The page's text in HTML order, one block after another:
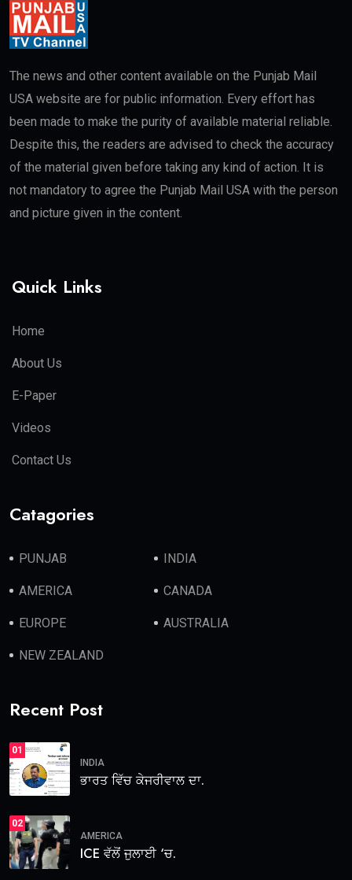
The news and other content available on the Punjab Mail
USA website are for public information. Every effort has
been made to make the purity of available material reliable.
Despite this, the readers are advised to check the accuracy
of the material given before taking any kind of action. It is
not mandatory to agree the Punjab Mail USA with the person
and picture given in the content.
Quick Links
Home
About Us
E-Paper
Videos
Contact Us
Catagories
PUNJAB INDIA
AMERICA CANADA
EUROPE AUSTRALIA
NEW ZEALAND
Recent Post
01
INDIA
ਭਾਰਤ ਵਿੱਚ ਕੇਜਰੀਵਾਲ ਦਾ.
02
AMERICA
ICE ਵੱਲੋਂ ਜੁਲਾਈ ‘ਚ.